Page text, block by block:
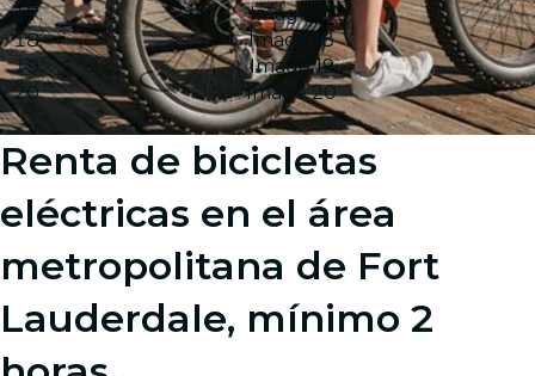
Image 17
Image 18
Image 19
Image 20
Renta de bicicletas
eléctricas en el área
metropolitana de Fort
Lauderdale, mínimo 2